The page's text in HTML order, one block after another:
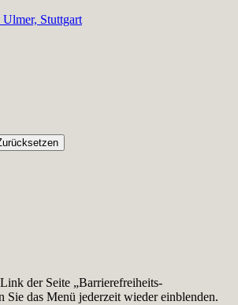
Stuttgart
der Seite „Barrierefreiheits-
Sie das Menü jederzeit wieder einblenden.